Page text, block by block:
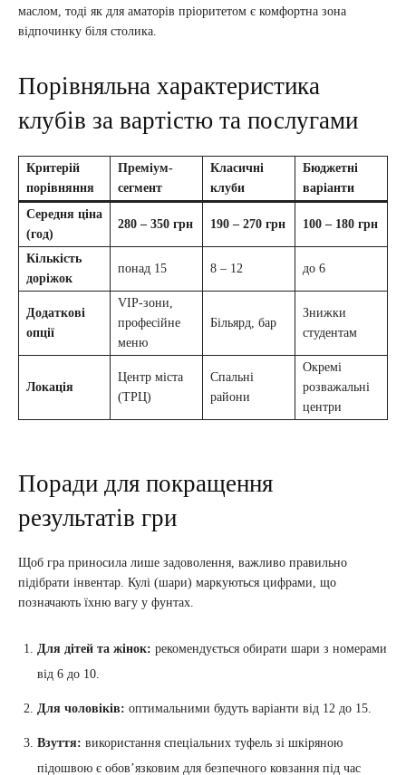
маслом, тоді як для аматорів пріоритетом є комфортна зона
відпочинку біля столика.
Порівняльна характеристика
клубів за вартістю та послугами
Критерій
порівняння
Преміум-
сегмент
Класичні
клуби
Бюджетні
варіанти
Середня ціна
(год)
280 – 350 грн 190 – 270 грн 100 – 180 грн
Кількість
доріжок
понад 15 8 – 12 до 6
Додаткові
опції
VIP-зони,
професійне
меню
Більярд, бар
Знижки
студентам
Локація
Центр міста
(ТРЦ)
Спальні
райони
Окремі
розважальні
центри
Поради для покращення
результатів гри
Щоб гра приносила лише задоволення, важливо правильно
підібрати інвентар. Кулі (шари) маркуються цифрами, що
позначають їхню вагу у фунтах.
Для дітей та жінок: рекомендується обирати шари з номерами
від 6 до 10.
Для чоловіків: оптимальними будуть варіанти від 12 до 15.
Взуття: використання спеціальних туфель зі шкіряною
підошвою є обов’язковим для безпечного ковзання під час